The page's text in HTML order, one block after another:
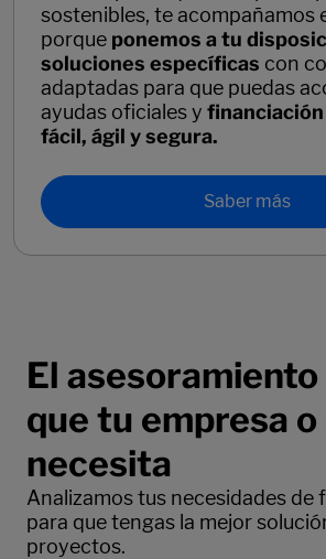
sostenibles, te acompañamos
porque ponemos a tu
soluciones específicas con
adaptadas para que puedas
ayudas oficiales y
fácil, ágil y segura.
Saber más
El
que tu empresa
necesita
Analizamos tus necesidades de
para que tengas la mejor
proyectos.